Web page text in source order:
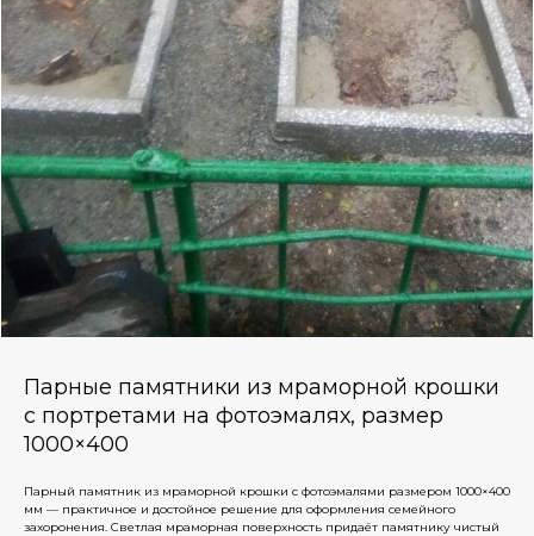
Парные памятники из мраморной крошки
с портретами на фотоэмалях, размер
1000×400
Парный памятник из мраморной крошки с фотоэмалями размером 1000×400
мм — практичное и достойное решение для оформления семейного
захоронения. Светлая мраморная поверхность придаёт памятнику чистый